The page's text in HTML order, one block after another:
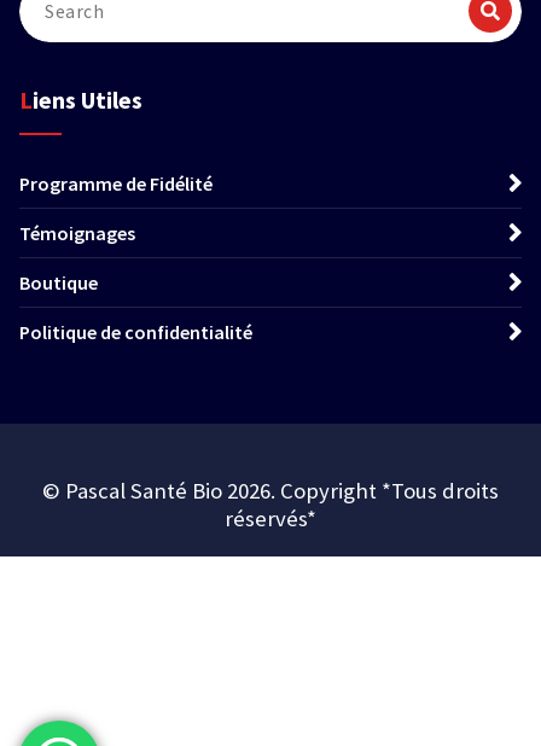
Liens Utiles
Programme de Fidélité
Témoignages
Boutique
Politique de confidentialité
© Pascal Santé Bio 2026. Copyright *Tous droits
réservés*